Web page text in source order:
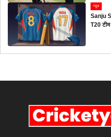
न्यूज
Sanju
T20 टीम